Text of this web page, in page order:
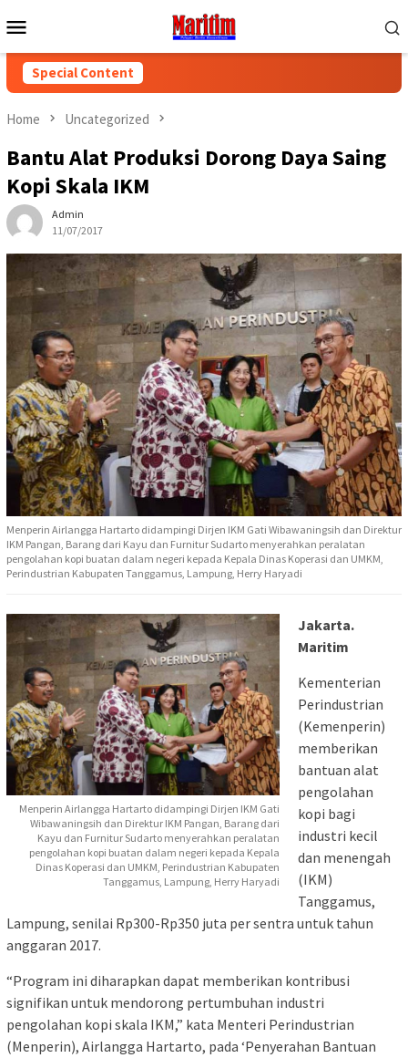
to
Menu
Special Content
Home Uncategorized
Bantu Alat Produksi Dorong Daya Saing
Kopi Skala IKM
Admin
11/07/2017
Menperin Airlangga Hartarto didampingi Dirjen IKM Gati Wibawaningsih dan Direktur
IKM Pangan, Barang dari Kayu dan Furnitur Sudarto menyerahkan peralatan
pengolahan kopi buatan dalam negeri kepada Kepala Dinas Koperasi dan UMKM,
Perindustrian Kabupaten Tanggamus, Lampung, Herry Haryadi
Menperin Airlangga Hartarto didampingi Dirjen IKM Gati
Wibawaningsih dan Direktur IKM Pangan, Barang dari
Kayu dan Furnitur Sudarto menyerahkan peralatan
pengolahan kopi buatan dalam negeri kepada Kepala
Dinas Koperasi dan UMKM, Perindustrian Kabupaten
Tanggamus, Lampung, Herry Haryadi
Jakarta.
Maritim
Kementerian
Perindustrian
(Kemenperin)
memberikan
bantuan alat
pengolahan
kopi bagi
industri kecil
dan menengah
(IKM)
Tanggamus,
Lampung, senilai Rp300-Rp350 juta per sentra untuk tahun
anggaran 2017.
“Program ini diharapkan dapat memberikan kontribusi
signifikan untuk mendorong pertumbuhan industri
pengolahan kopi skala IKM,” kata Menteri Perindustrian
(Menperin), Airlangga Hartarto, pada ‘Penyerahan Bantuan